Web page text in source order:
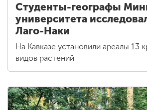
Студенты-географы
университета
Лаго-Наки
На Кавказе установили ареалы 13
видов растений